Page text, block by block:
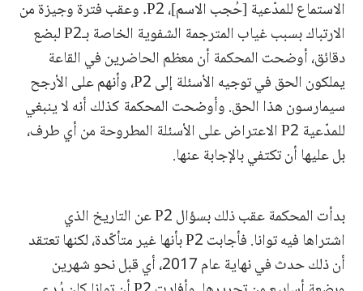
الاستماع للمدّعية [حُجب الاسم]، P2. وعقب فترة وجيزة من
الارتباك بسبب غياب المترجمة الشفوية الخاصة بـP2 لبضع
دقائق، أوضحت المحكمة أن معظم الحاضرين في القاعة
يملكون الحق في توجيه الأسئلة إلى P2، وأنهم على الأرجح
سيمارسون هذا الحق. وأوضحت المحكمة كذلك أنه لا ينبغي
للمدّعية P2 الاعتراض على الأسئلة المطروحة من أي طرف،
بل عليها أن تكتفي بالإجابة عنها.
بدأت المحكمة عقب ذلك بسؤال P2 عن التاريخ الذي
اشتراها فيه توانا. فأجابت P2 بأنها غير متأكّدة، لكنها تعتقد
أن ذلك حدث في نهاية عام 2017، أي قبل نحو شهرين